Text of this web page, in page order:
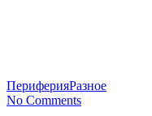
ПериферияРазное
No Comments